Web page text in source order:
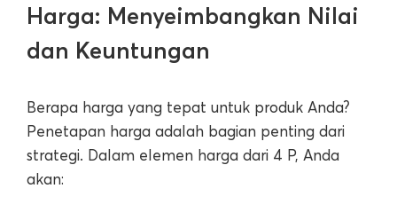
Harga: Menyeimbangkan Nilai
dan Keuntungan
Berapa harga yang tepat untuk produk Anda?
Penetapan harga adalah bagian penting dari
strategi. Dalam elemen harga dari 4 P, Anda
akan: